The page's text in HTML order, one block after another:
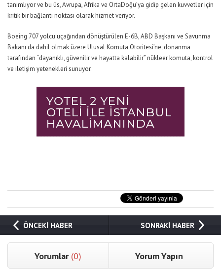
tanımlıyor ve bu üs, Avrupa, Afrika ve OrtaDoğu’ya gidip gelen kuvvetler için
kritik bir bağlantı noktası olarak hizmet veriyor.
Boeing 707 yolcu uçağından dönüştürülen E-6B, ABD Başkanı ve Savunma
Bakanı da dahil olmak üzere Ulusal Komuta Otoritesi’ne, donanma
tarafından “dayanıklı, güvenilir ve hayatta kalabilir” nükleer komuta, kontrol
ve iletişim yetenekleri sunuyor.
ÖNCEKİ HABER SONRAKİ HABER
Yorumlar (0) Yorum Yapın